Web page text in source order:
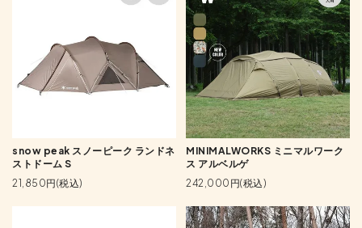
snow peak スノーピーク ランドネ
ストドーム S
21,850円(税込)
MINIMALWORKS ミニマルワーク
ス アルベルゲ
242,000円(税込)